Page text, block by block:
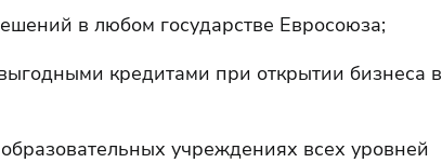
в любом государстве Евросоюза;
кредитами при открытии бизнеса в
учреждениях всех уровней